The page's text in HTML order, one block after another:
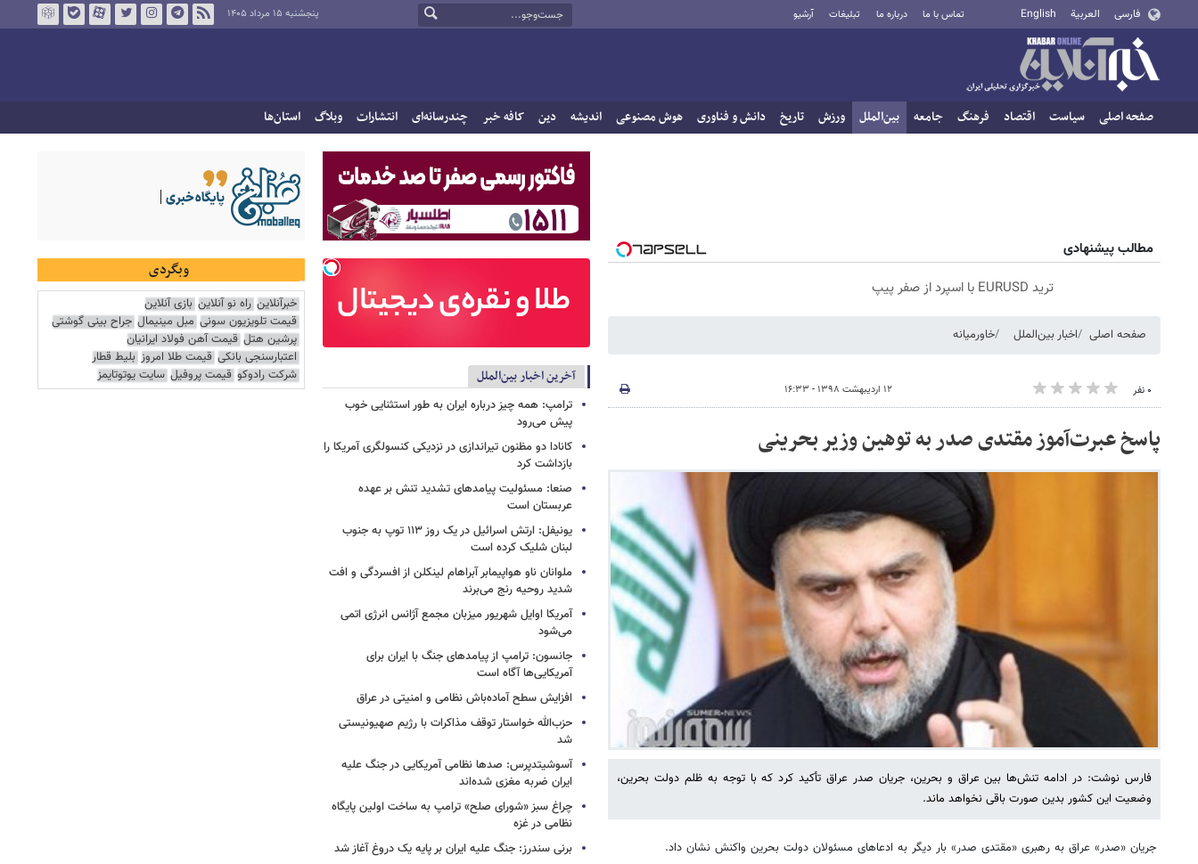
فارسی العربية English تماس با ما درباره ما تبلیغات آرشیو پنجشنبه ۱۵ مرداد ۱۴۰۵
صفحه اصلی سیاست اقتصاد فرهنگ جامعه بین‌الملل ورزش تاریخ دانش و فناوری هوش مصنوعی اندیشه دین کافه خبر چندرسانه‌ای انتشارات وبلاگ استان‌ها
مطالب پیشنهادی
ترید EURUSD با اسپرد از صفر پیپ
صفحه اصلی اخبار بین‌الملل خاورمیانه
۰ نفر ۱۲ اردیبهشت ۱۳۹۸ - ۱۶:۳۳
پاسخ عبرت‌آموز مقتدی صدر به توهین وزیر بحرینی
فارس نوشت: در ادامه تنش‌ها بین عراق و بحرین، جریان صدر عراق تأکید کرد که با توجه به ظلم دولت بحرین،
وضعیت این کشور بدین صورت باقی نخواهد ماند.
جریان «صدر» عراق به رهبری «مقتدی صدر» بار دیگر به ادعاهای مسئولان دولت بحرین واکنش نشان داد.
آخرین اخبار بین‌الملل
ترامپ: همه چیز درباره ایران به طور استثنایی خوب
پیش می‌رود
کانادا دو مظنون تیراندازی در نزدیکی کنسولگری آمریکا را
بازداشت کرد
صنعا: مسئولیت پیامدهای تشدید تنش بر عهده
عربستان است
یونیفل: ارتش اسرائیل در یک روز ۱۱۳ توپ به جنوب
لبنان شلیک کرده است
ملوانان ناو هواپیمابر آبراهام لینکلن از افسردگی و افت
شدید روحیه رنج می‌برند
آمریکا اوایل شهریور میزبان مجمع آژانس انرژی اتمی
می‌شود
جانسون: ترامپ از پیامدهای جنگ با ایران برای
آمریکایی‌ها آگاه است
افزایش سطح آماده‌باش نظامی و امنیتی در عراق
حزب‌الله خواستار توقف مذاکرات با رژیم صهیونیستی
شد
آسوشیتدپرس: صدها نظامی آمریکایی در جنگ علیه
ایران ضربه مغزی شده‌اند
چراغ سبز «شورای صلح» ترامپ به ساخت اولین پایگاه
نظامی در غزه
برنی سندرز: جنگ علیه ایران بر پایه یک دروغ آغاز شد
وبگردی
خبرآنلاین راه نو آنلاین بازی آنلاین
قیمت تلویزیون سونی مبل مینیمال جراح بینی گوشتی
پرشین هتل قیمت آهن فولاد ایرانیان
اعتبارسنجی بانکی قیمت طلا امروز بلیط قطار
شرکت رادوکو قیمت پروفیل سایت یوتوتایمز